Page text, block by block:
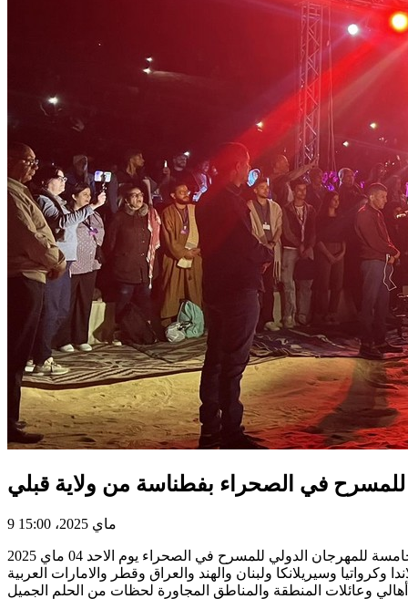
للمسرح في الصحراء بفطناسة من ولاية قبلي
9 ماي 2025، 15:00
الدولي للمسرح في الصحراء يوم الاحد 04 ماي 2025
وسيريلانكا ولبنان والهند والعراق وقطر والامارات العربية
أهالي وعائلات المنطقة والمناطق المجاورة لحظات من الحلم الجميل